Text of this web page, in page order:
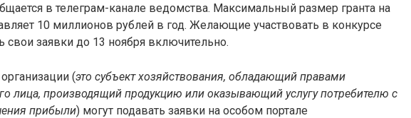
в телеграм-канале ведомства. Максимальный размер гранта на
10 миллионов рублей в год. Желающие участвовать в конкурсе
свои заявки до 13 ноября включительно.
(это субъект хозяйствования, обладающий правами
лица, производящий продукцию или оказывающий услугу потребителю с
прибыли) могут подавать заявки на особом портале